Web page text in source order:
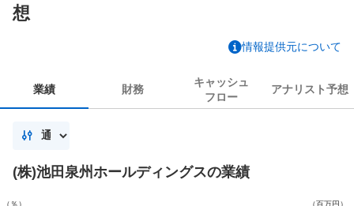
想
情報提供元について
業績 財務
キャッシュ
フロー
アナリスト予想
(株)池田泉州ホールディングスの業績